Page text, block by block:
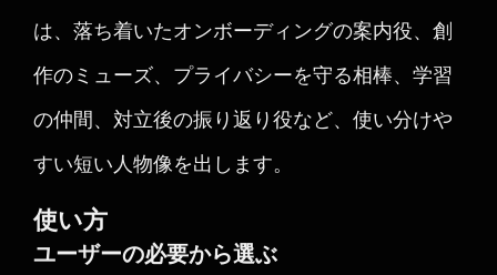
は、落ち着いたオンボーディングの案内役、創
作のミューズ、プライバシーを守る相棒、学習
の仲間、対立後の振り返り役など、使い分けや
すい短い人物像を出します。
使い方
ユーザーの必要から選ぶ